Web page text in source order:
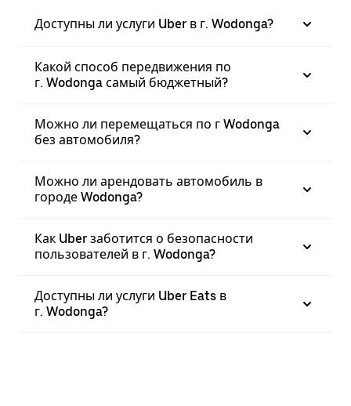
Доступны ли услуги Uber в г. Wodonga?
Какой способ передвижения по
г. Wodonga самый бюджетный?
Можно ли перемещаться по г Wodonga
без автомобиля?
Можно ли арендовать автомобиль в
городе Wodonga?
Как Uber заботится о безопасности
пользователей в г. Wodonga?
Доступны ли услуги Uber Eats в
г. Wodonga?